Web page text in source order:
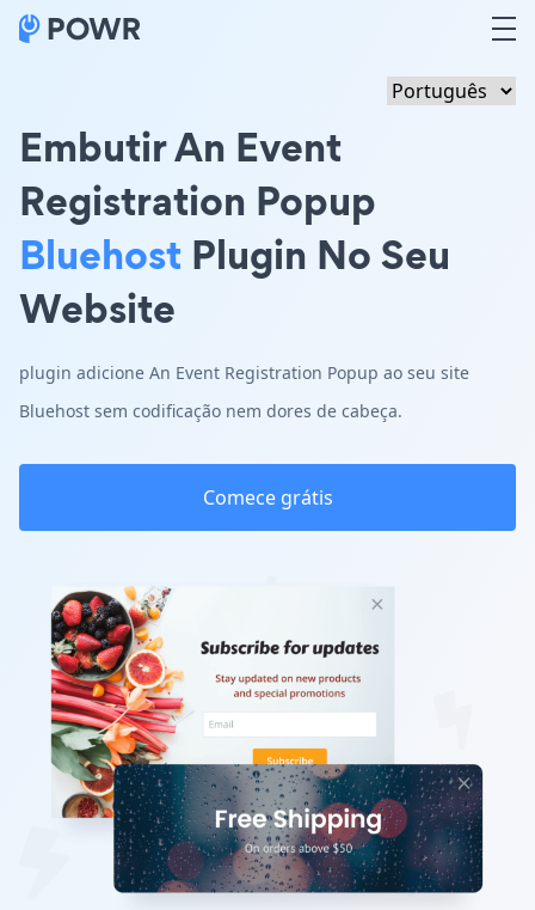
Embutir An Event
Registration Popup
Bluehost Plugin No Seu
Website
plugin adicione An Event Registration Popup ao seu site
Bluehost sem codificação nem dores de cabeça.
Comece grátis